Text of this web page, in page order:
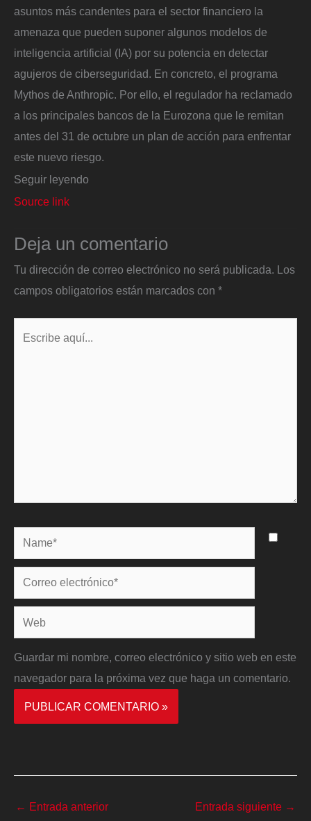
asuntos más candentes para el sector financiero la
amenaza que pueden suponer algunos modelos de
inteligencia artificial (IA) por su potencia en detectar
agujeros de ciberseguridad. En concreto, el programa
Mythos de Anthropic. Por ello, el regulador ha reclamado
a los principales bancos de la Eurozona que le remitan
antes del 31 de octubre un plan de acción para enfrentar
este nuevo riesgo.
Seguir leyendo
Source link
Deja un comentario
Tu dirección de correo electrónico no será publicada. Los
campos obligatorios están marcados con *
Name*
Correo
electrónico*
Web
Guardar mi nombre, correo electrónico y sitio web en este
navegador para la próxima vez que haga un comentario.
← Entrada anterior Entrada siguiente →